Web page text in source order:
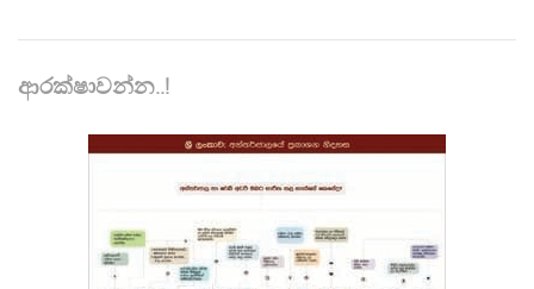
ආරක්ෂාවන්න..!